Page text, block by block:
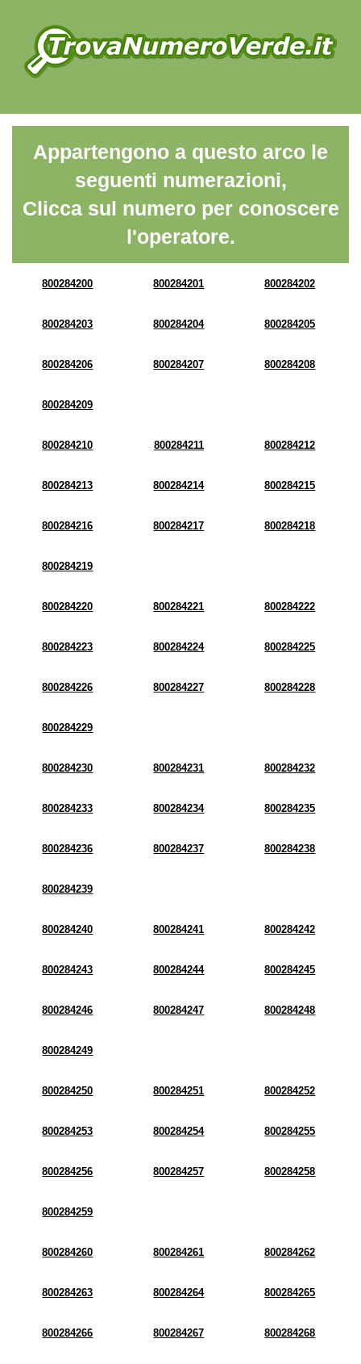
Appartengono a questo arco le
seguenti numerazioni,
Clicca sul numero per conoscere
l'operatore.
800284200 800284201 800284202
800284203 800284204 800284205
800284206 800284207 800284208
800284209
800284210 800284211 800284212
800284213 800284214 800284215
800284216 800284217 800284218
800284219
800284220 800284221 800284222
800284223 800284224 800284225
800284226 800284227 800284228
800284229
800284230 800284231 800284232
800284233 800284234 800284235
800284236 800284237 800284238
800284239
800284240 800284241 800284242
800284243 800284244 800284245
800284246 800284247 800284248
800284249
800284250 800284251 800284252
800284253 800284254 800284255
800284256 800284257 800284258
800284259
800284260 800284261 800284262
800284263 800284264 800284265
800284266 800284267 800284268